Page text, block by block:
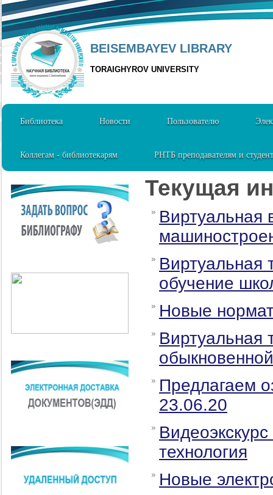
BEISEMBAYEV LIBRARY
TORAIGHYROV UNIVERSITY
Библиотека Новости Пользователю
Коллегам - библиотекарям РНТБ преподавателям и
Текущая
Виртуальная
Виртуальная
обучение
Новые
Виртуальная
Предлагаем
23.06.20
технология
Новые